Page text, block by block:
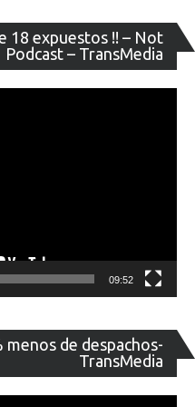
18 expuestos !! – Not
Podcast – TransMedia
de
09:52
menos de despachos-
TransMedia
de